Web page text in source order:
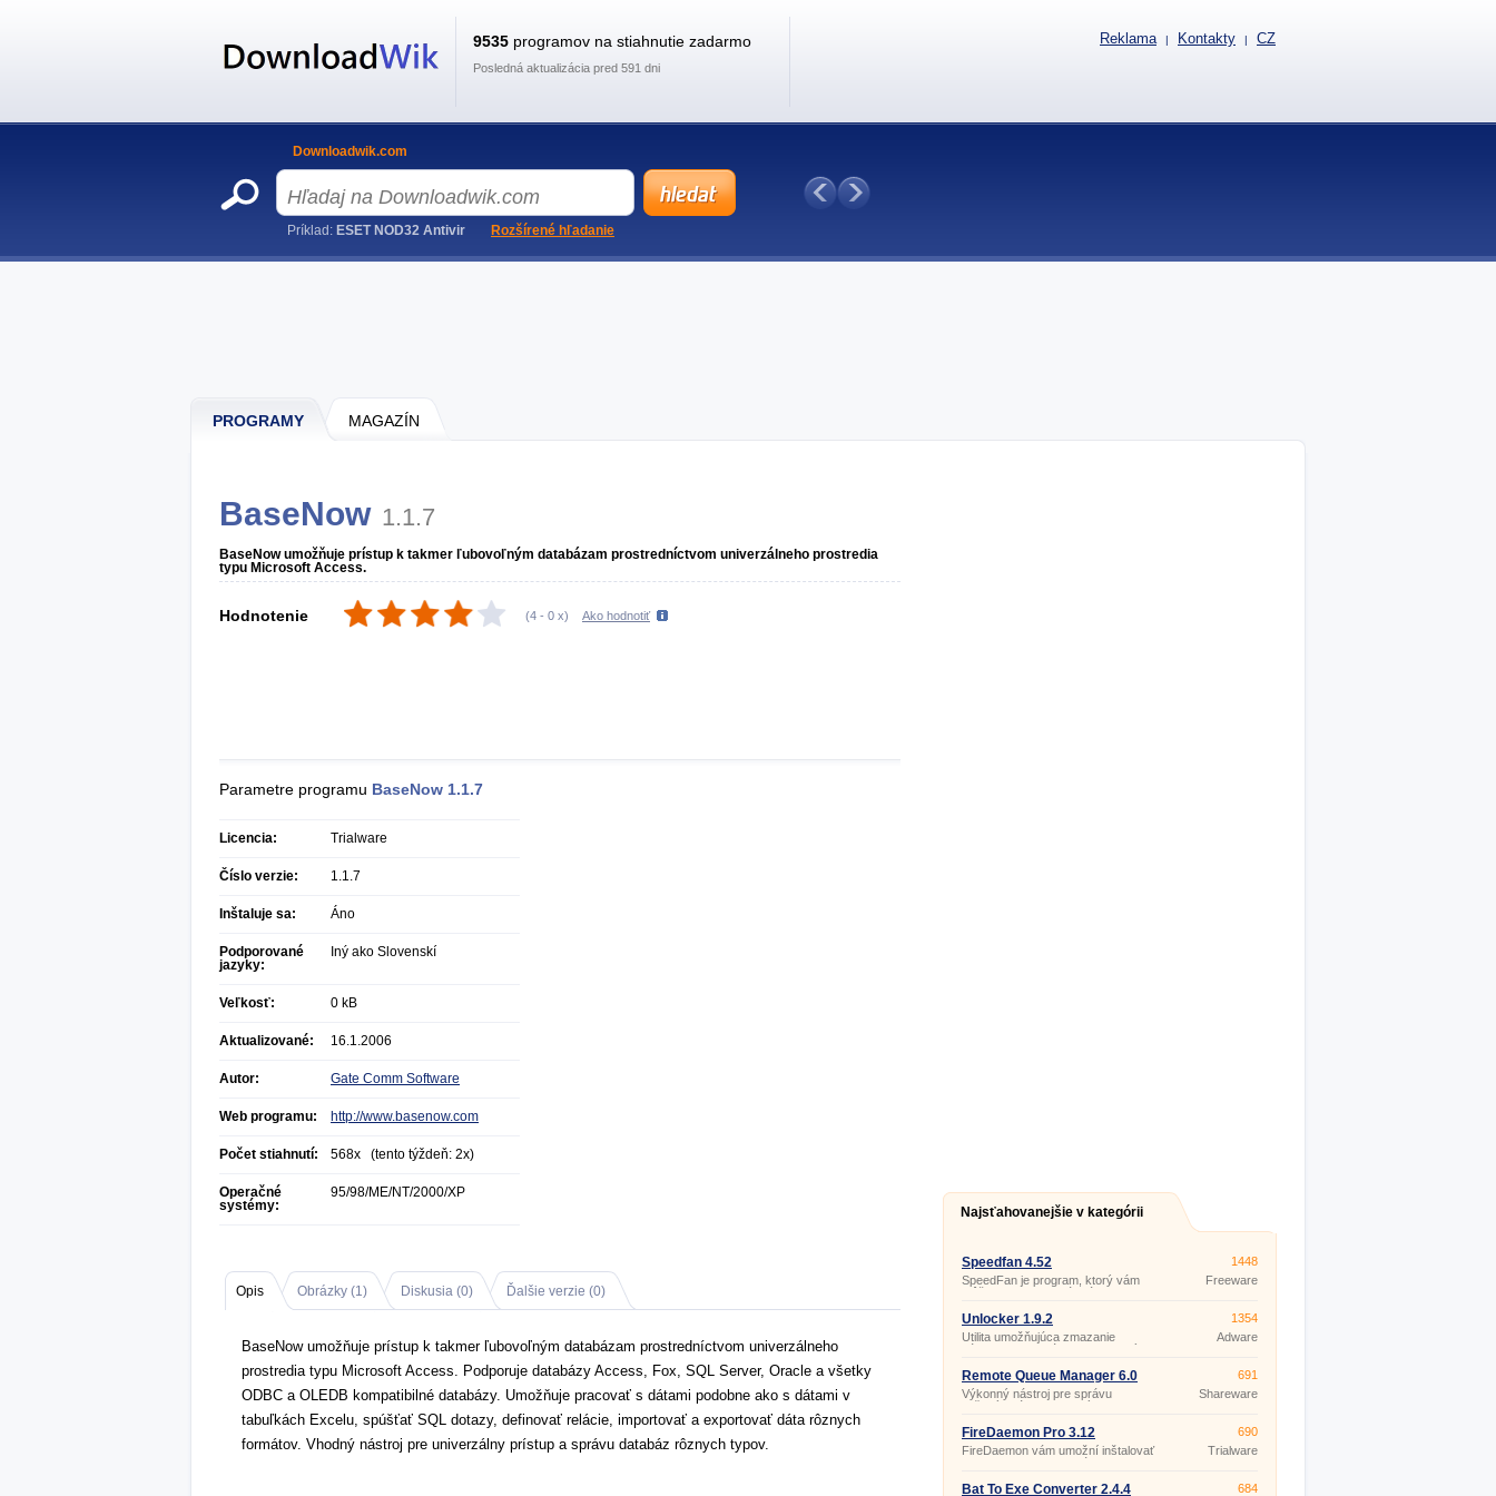
PROGRAMY MAGAZÍN
BaseNow 1.1.7
BaseNow umožňuje prístup k takmer ľubovoľným databázam prostredníctvom univerzálneho prostredia
typu Microsoft Access.
Hodnotenie (4 - 0 x) Ako hodnotiť
Parametre programu BaseNow 1.1.7
Licencia: Trialware
Číslo verzie: 1.1.7
Inštaluje sa: Áno
Podporované
jazyky:
Iný ako Slovenskí
Veľkosť: 0 kB
Aktualizované: 16.1.2006
Autor: Gate Comm Software
Web programu: http://www.basenow.com
Počet stiahnutí: 568x (tento týždeň: 2x)
Operačné
systémy:
95/98/ME/NT/2000/XP
Opis Obrázky (1) Diskusia (0) Ďalšie verzie (0)
BaseNow umožňuje prístup k takmer ľubovoľným databázam prostredníctvom univerzálneho
prostredia typu Microsoft Access. Podporuje databázy Access, Fox, SQL Server, Oracle a všetky
ODBC a OLEDB kompatibilné databázy. Umožňuje pracovať s dátami podobne ako s dátami v
tabuľkách Excelu, spúšťať SQL dotazy, definovať relácie, importovať a exportovať dáta rôznych
formátov. Vhodný nástroj pre univerzálny prístup a správu databáz rôznych typov.
Najsťahovanejšie v kategórii
Speedfan 4.52
SpeedFan je program, ktorý vám
môže zaistiť pokojnú prácu na
znížiť hluk z vetrákov, ktoré
spôsobuje ventilátor v počítači.
1448
Freeware
Unlocker 1.9.2
Utilita umožňujúca zmazanie
súborov a adresárov uzamknutých
1354
Adware
Remote Queue Manager 6.0
Výkonný nástroj pre správu
tlačových úloh odoslaných do
691
Shareware
FireDaemon Pro 3.12
FireDaemon vám umožní inštalovať
a spustiť teoreticky akúkoľvek 32-
skript (BAT/CMD, .
690
Trialware
Bat To Exe Converter 2.4.4
684
9535 programov na stiahnutie zadarmo
Posledná aktualizácia pred 591 dni
Reklama | Kontakty | CZ
Downloadwik.com
Príklad: ESET NOD32 Antivir Rozšírené hľadanie